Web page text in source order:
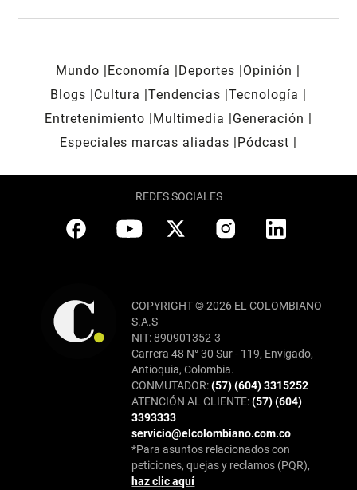
Mundo Economía Deportes
Opinión
Blogs
Cultura Tendencias Tecnología
Entretenimiento
Multimedia
Generación
Especiales marcas aliadas
Pódcast
REDES SOCIALES
COPYRIGHT © 2026 EL COLOMBIANO
S.A.S
NIT: 890901352-3
Carrera 48 N° 30 Sur - 119, Envigado,
Antioquia, Colombia.
CONMUTADOR:(57) (604) 3315252
ATENCIÓN AL CLIENTE:(57) (604)
3393333
servicio@elcolombiano.com.co
*Para asuntos relacionados con
peticiones, quejas y reclamos (PQR),
haz clic aquí